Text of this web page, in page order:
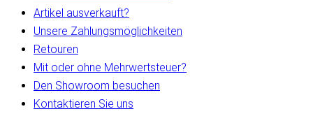
Artikel ausverkauft?
Unsere Zahlungsmöglichkeiten
Retouren
Mit oder ohne Mehrwertsteuer?
Den Showroom besuchen
Kontaktieren Sie uns